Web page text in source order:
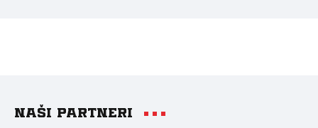
Naši partneri